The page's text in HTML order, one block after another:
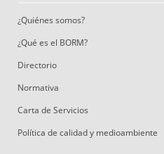
¿Quiénes somos?
¿Qué es el BORM?
Directorio
Normativa
Carta de Servicios
Política de calidad y medioambiente